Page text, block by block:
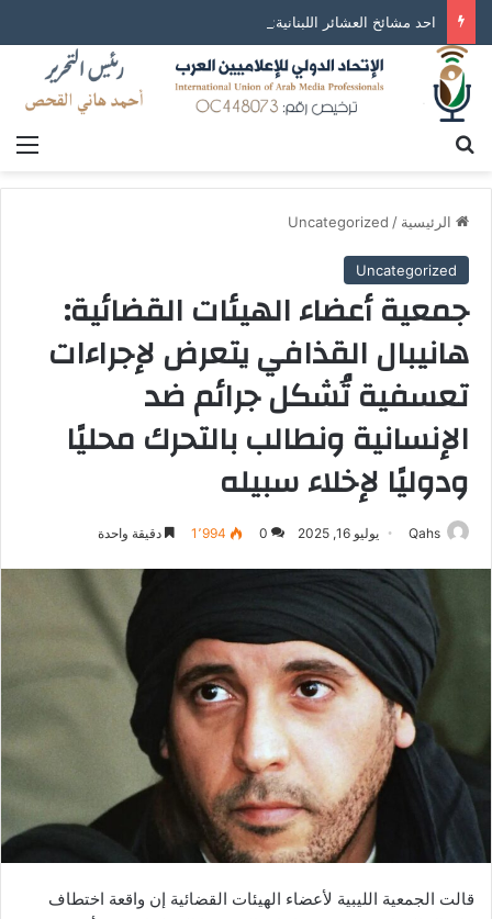
الرئيسية /
Uncategorized
Uncategorized
جمعية أعضاء الهيئات القضائية:
هانيبال القذافي يتعرض لإجراءات
تعسفية تُشكل جرائم ضد
الإنسانية ونطالب بالتحرك محليًا
ودوليًا لإخلاء سبيله
Qahs يوليو 16, 2025 0 1٬994 دقيقة واحدة
قالت الجمعية الليبية لأعضاء الهيئات القضائية إن واقعة اختطاف